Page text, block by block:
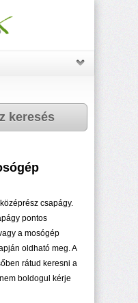
keresés
csapágy.
pontos
a mosógép
oldható meg. A
rátud keresni a
boldogul kérje